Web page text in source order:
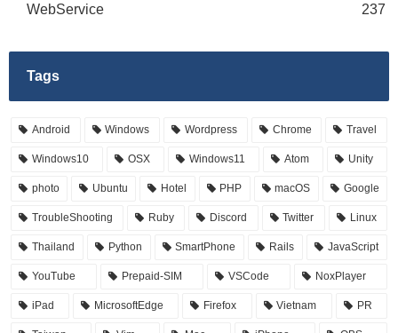
WebService 237
Tags
Android Windows Wordpress Chrome Travel
Windows10 OSX Windows11 Atom Unity
photo Ubuntu Hotel PHP macOS Google
TroubleShooting Ruby Discord Twitter Linux
Thailand Python SmartPhone Rails JavaScript
YouTube Prepaid-SIM VSCode NoxPlayer
iPad MicrosoftEdge Firefox Vietnam PR